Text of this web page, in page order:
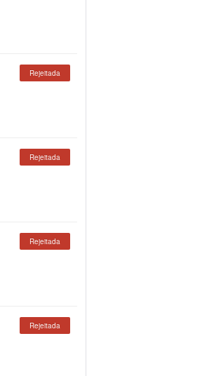
Rejeitada
Rejeitada
Rejeitada
Rejeitada